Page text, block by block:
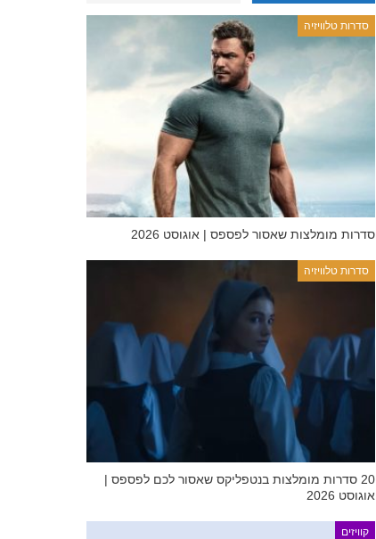
סדרות טלוויזיה
סדרות מומלצות שאסור לפספס | אוגוסט 2026
סדרות טלוויזיה
20 סדרות מומלצות בנטפליקס שאסור לכם לפספס |
אוגוסט 2026
קוויזים